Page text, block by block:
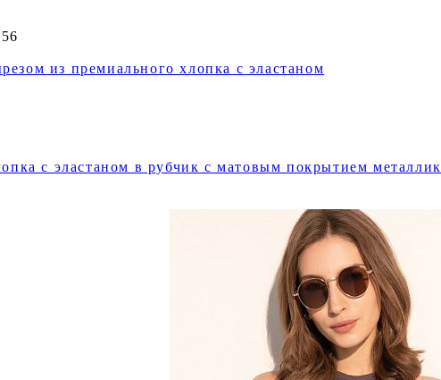
56
из премиального хлопка с эластаном
с эластаном в рубчик с матовым покрытием металлик